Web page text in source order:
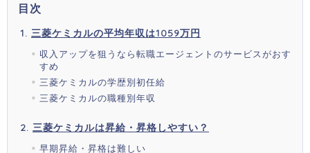
目次
三菱ケミカルの平均年収は1059万円
収入アップを狙うなら転職エージェントのサービスがおす
すめ
三菱ケミカルの学歴別初任給
三菱ケミカルの職種別年収
三菱ケミカルは昇給・昇格しやすい？
早期昇給・昇格は難しい